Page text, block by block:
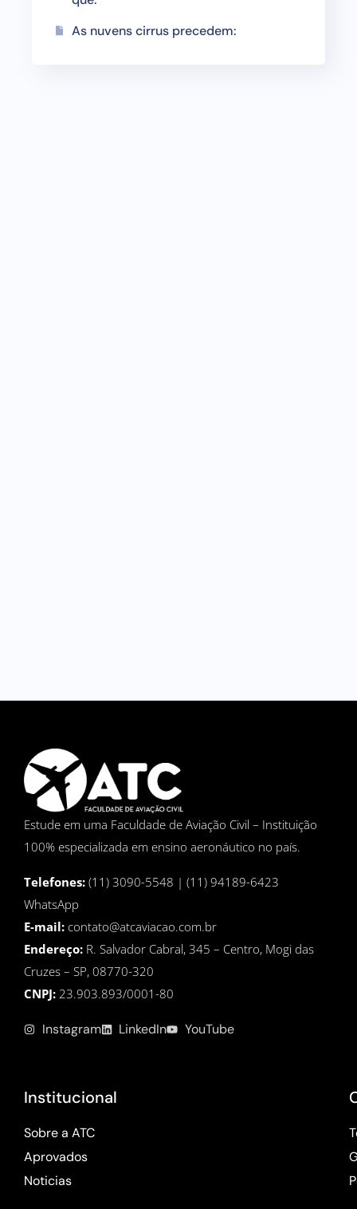
As nuvens cirrus precedem:
Estude em uma Faculdade de Aviação Civil – Instituição
100% especializada em ensino aeronáutico no país.
Telefones: (11) 3090-5548 | (11) 94189-6423
WhatsApp
E-mail: contato@atcaviacao.com.br
Endereço: R. Salvador Cabral, 345 – Centro, Mogi das
Cruzes – SP, 08770-320
CNPJ: 23.903.893/0001-80
Instagram LinkedIn YouTube
Institucional
Sobre a ATC
Aprovados
Noticias